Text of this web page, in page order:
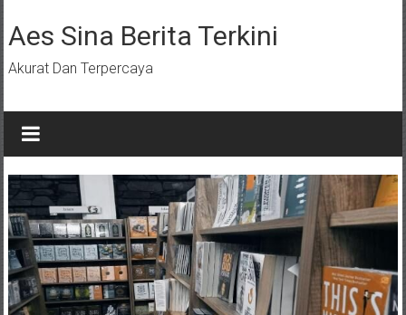
ke
konten
Aes Sina Berita Terkini
Akurat Dan Terpercaya